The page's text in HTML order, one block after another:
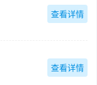
查看详情
查看详情